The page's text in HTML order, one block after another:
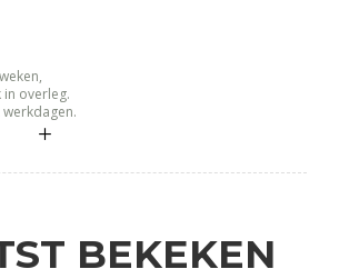
overleg.
BEKEKEN